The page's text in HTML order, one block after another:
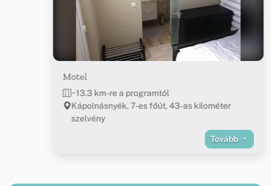
Motel
~13.3 km-re a programtól
Kápolnásnyék, 7-es főút, 43-as kilométer
szelvény
Tovább